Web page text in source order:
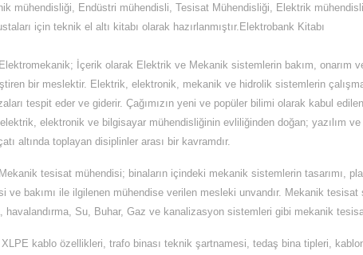
mühendisliği, Endüstri mühendisli, Tesisat Mühendisliği, Elektrik
için teknik el altı kitabı olarak hazırlanmıştır.Elektrobank Kitabı
İçerik olarak Elektrik ve Mekanik sistemlerin bakım, onarım
bir meslektir. Elektrik, elektronik, mekanik ve hidrolik sistemlerin
tespit eder ve giderir. Çağımızın yeni ve popüler bilimi olarak kabul
elektronik ve bilgisayar mühendisliğinin evliliğinden doğan; yazılım
altında toplayan disiplinler arası bir kavramdır.
tesisat mühendisi; binaların içindeki mekanik sistemlerin tasarımı,
ve bakımı ile ilgilenen mühendise verilen mesleki unvandır. Mekanik tesisat
havalandırma, Su, Buhar, Gaz ve kanalizasyon sistemleri gibi mekanik
özellikleri, trafo binası teknik şartnamesi, tedaş bina tipleri,